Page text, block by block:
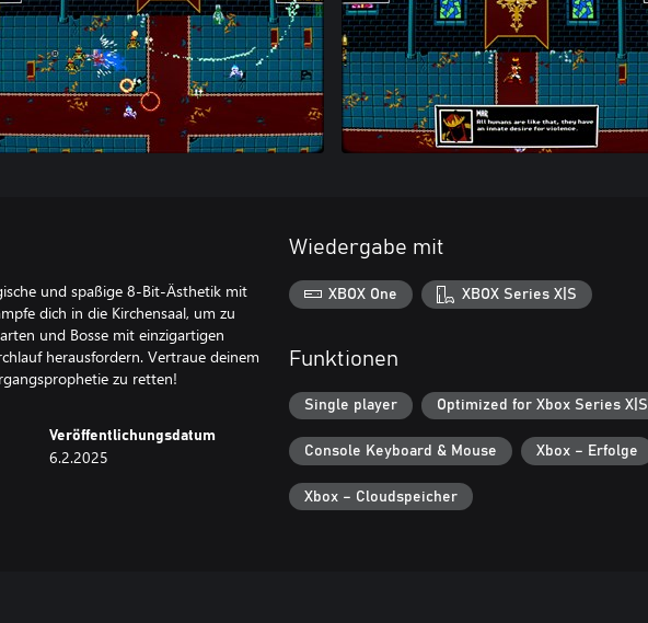
und spaßige 8-Bit-Ästhetik mit
dich in die Kirchensaal, um zu
und Bosse mit einzigartigen
herausfordern. Vertraue deinem
zu retten!
Veröffentlichungsdatum
6.2.2025
Wiedergabe mit
XBOX One XBOX Series X|S
Funktionen
Single player Optimized for Xbox Series X|S
Console Keyboard & Mouse Xbox – Erfolge
Xbox – Cloudspeicher